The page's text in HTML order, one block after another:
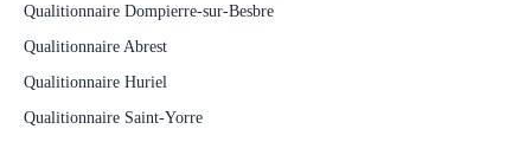
Qualitionnaire Dompierre-sur-Besbre
Qualitionnaire Abrest
Qualitionnaire Huriel
Qualitionnaire Saint-Yorre